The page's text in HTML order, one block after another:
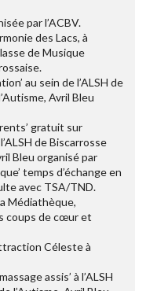
par l’ACBV.
des Lacs, à
de Musique
au sein de l’ALSH de
Avril Bleu
gratuit sur
de Biscarrosse
Bleu organisé par
temps d’échange en
avec TSA/TND.
Médiathèque,
coups de cœur et
Céleste à
assis’ à l’ALSH